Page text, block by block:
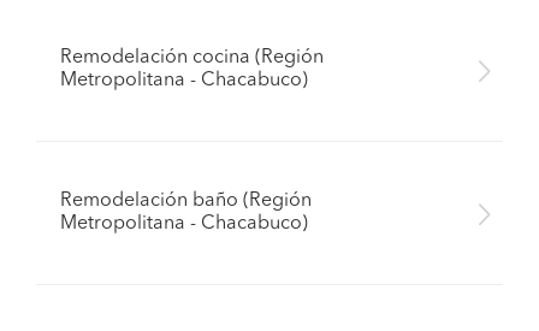
Remodelación cocina (Región
Metropolitana - Chacabuco)
Remodelación baño (Región
Metropolitana - Chacabuco)